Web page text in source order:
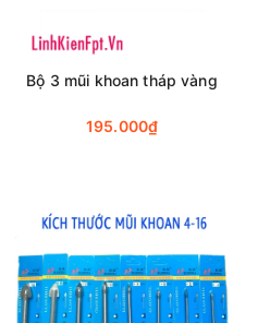
Bộ 3 mũi khoan tháp vàng
195.000₫